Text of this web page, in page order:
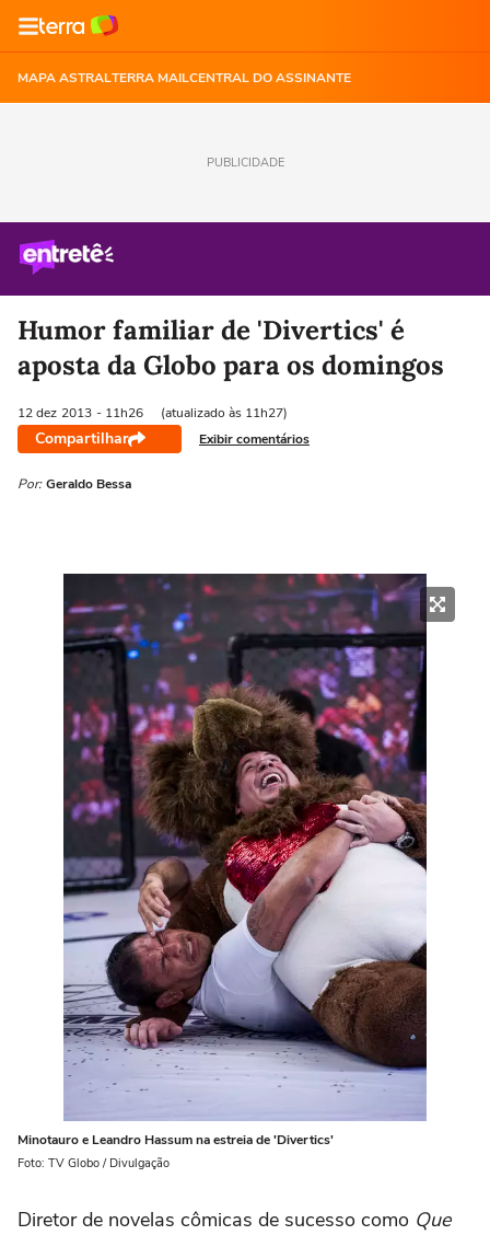
MAPA ASTRALTERRA MAILCENTRAL DO ASSINANTE
PUBLICIDADE
Humor familiar de 'Divertics' é
aposta da Globo para os domingos
12 dez 2013 - 11h26 (atualizado às 11h27)
Compartilhar Exibir comentários
Por: Geraldo Bessa
Minotauro e Leandro Hassum na estreia de 'Divertics'
Foto: TV Globo / Divulgação
Diretor de novelas cômicas de sucesso como Que